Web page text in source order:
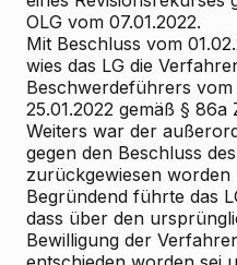
OLG vom 07.01.2022.
Mit Beschluss vom
wies das LG die
Beschwerdeführers vom
25.01.2022 gemäß §
Weiters war der
gegen den Beschluss
zurückgewiesen worden
Begründend führte das
dass über den
Bewilligung der